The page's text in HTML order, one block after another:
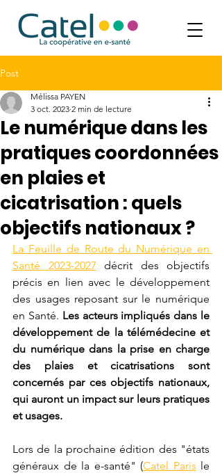
Post
Le numérique dans les
pratiques coordonnées
en plaies et
cicatrisation : quels
objectifs nationaux ?
Mélissa PAYEN
3 oct. 2023 2 min de lecture
La Feuille de Route du Numérique en
Santé 2023-2027 décrit des objectifs
précis en lien avec le développement
des usages reposant sur le numérique
en Santé. Les acteurs impliqués dans le
développement de la télémédecine et
du numérique dans la prise en charge
des plaies et cicatrisations sont
concernés par ces objectifs nationaux,
qui auront un impact sur leurs pratiques
et usages.
Lors de la prochaine édition des "états
généraux de la e-santé" (Catel Paris le